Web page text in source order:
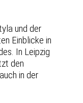
und der
Einblicke in
In Leipzig
den
in der